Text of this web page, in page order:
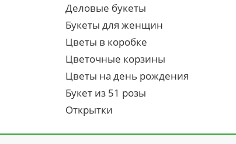
Деловые букеты
Букеты для женщин
Цветы в коробке
Цветочные корзины
Цветы на день рождения
Букет из 51 розы
Открытки